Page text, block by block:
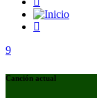
Canción actual